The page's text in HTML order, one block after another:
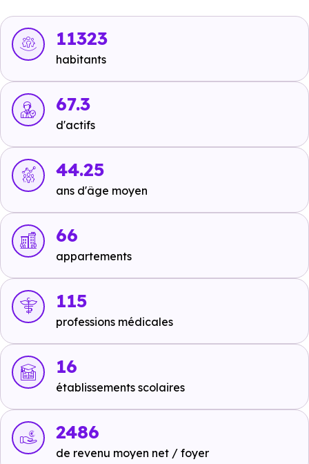
en voiture ou à 116 m, soit 1 min à pied
Ligne 411 : Lycée Jules Verne
Tramway : non disponible
Métro :non disponible
RER :non disponible.
Autoroutes :A4 - Saverne Sortie 45
min en voiture ou à 5 km, soit 1h 00 min à pied
voiture ou à 16 km, soit 3h 12 min à pied
Ecoles :
en voiture ou à 1.8 km, soit 22 min à pied
Ecole primaire
1.4 km, soit 17 min à pied
11323
habitants
67.3
d'actifs
44.25
ans d'âge moyen
66
appartements
115
professions médicales
16
établissements scolaires
2486
de revenu moyen net / foyer